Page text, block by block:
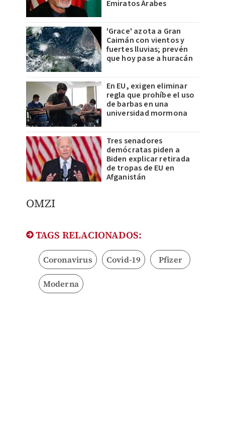
Emiratos Árabes
'Grace' azota a Gran
Caimán con vientos y
fuertes lluvias; prevén
que hoy pase a huracán
En EU, exigen eliminar
regla que prohíbe el uso
de barbas en una
universidad mormona
Tres senadores
demócratas piden a
Biden explicar retirada
de tropas de EU en
Afganistán
OMZI
TAGS RELACIONADOS:
Coronavirus Covid-19 Pfizer
Moderna